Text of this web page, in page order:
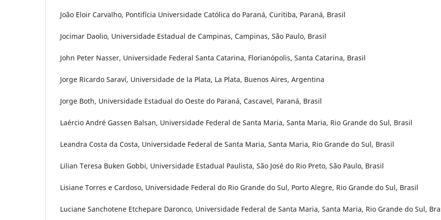
João Eloir Carvalho, Pontifícia Universidade Católica do Paraná, Curitiba, Paraná, Brasil
Jocimar Daolio, Universidade Estadual de Campinas, Campinas, São Paulo, Brasil
John Peter Nasser, Universidade Federal Santa Catarina, Florianópolis, Santa Catarina, Brasil
Jorge Ricardo Saraví, Universidade de la Plata, La Plata, Buenos Aires, Argentina
Jorge Both, Universidade Estadual do Oeste do Paraná, Cascavel, Paraná, Brasil
Laércio André Gassen Balsan, Universidade Federal de Santa Maria, Santa Maria, Rio Grande do Sul, Brasil
Leandra Costa da Costa, Universidade Federal de Santa Maria, Santa Maria, Rio Grande do Sul, Brasil
Lilian Teresa Buken Gobbi, Universidade Estadual Paulista, São José do Rio Preto, São Paulo, Brasil
Lisiane Torres e Cardoso, Universidade Federal do Rio Grande do Sul, Porto Alegre, Rio Grande do Sul, Brasil
Luciane Sanchotene Etchepare Daronco, Universidade Federal de Santa Maria, Santa Maria, Rio Grande do Sul,